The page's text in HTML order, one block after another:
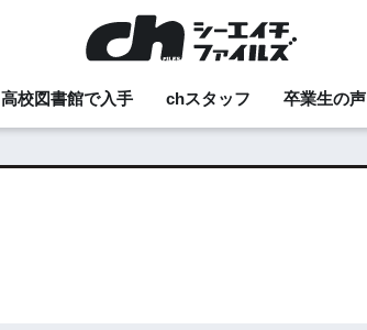
高校図書館で入手 chスタッフ 卒業生の声